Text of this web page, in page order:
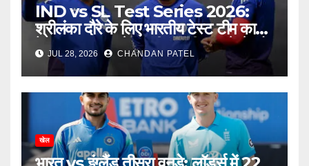
IND vs SL Test Series 2026:
श्रीलंका दौरे के लिए भारतीय टेस्ट टीम का
ऐलान, बुमराह-जडेजा की वापसी, नए चेहरे को
मिला बड़ा मौका
JUL 28, 2026 CHANDAN PATEL
खेल